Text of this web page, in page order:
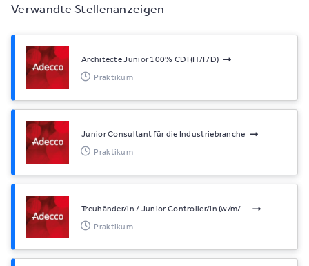
Verwandte Stellenanzeigen
Architecte Junior 100% CDI (H/F/D)
Praktikum
Junior Consultant für die Industriebranche
Praktikum
Treuhänder/in / Junior Controller/in (w/m/...
Praktikum